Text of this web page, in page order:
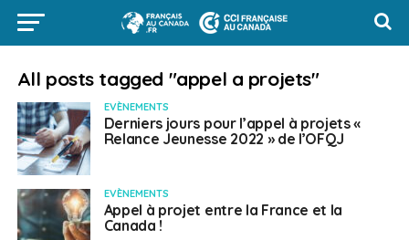
All posts tagged "appel a projets"
EVÈNEMENTS
Derniers jours pour l’appel à projets «
Relance Jeunesse 2022 » de l’OFQJ
EVÈNEMENTS
Appel à projet entre la France et la
Canada !